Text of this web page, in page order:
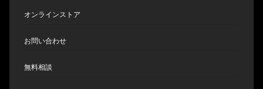
株式会社アズアシンプル
リンクス神南5階
オンラインストア
お問い合わせ
無料相談